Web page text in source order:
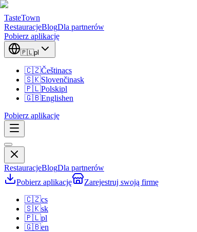
TasteTown
RestauracjeBlogDla partnerów
Pobierz aplikację
🇵🇱pl
🇨🇿Češtinacs
🇸🇰Slovenčinask
🇵🇱Polskipl
🇬🇧Englishen
Pobierz aplikację
RestauracjeBlogDla partnerów
Pobierz aplikację
Zarejestruj swoją firmę
🇨🇿cs
🇸🇰sk
🇵🇱pl
🇬🇧en